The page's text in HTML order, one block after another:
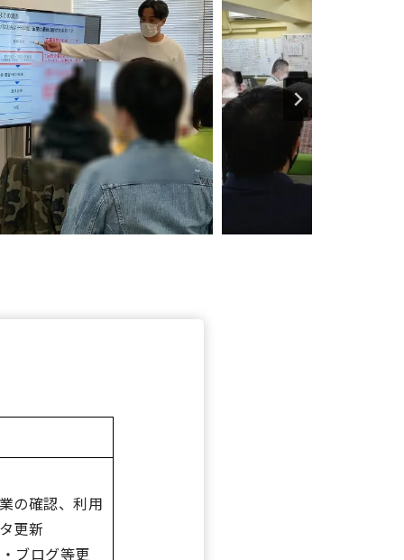
の確認、利用
更新
ブログ等更